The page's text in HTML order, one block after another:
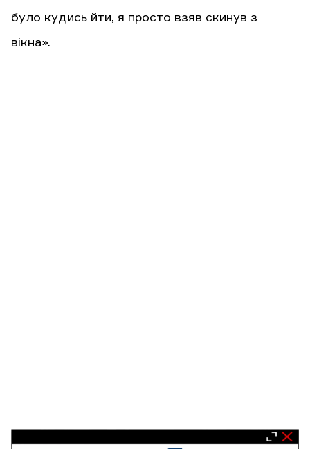
було кудись йти, я просто взяв скинув з
вікна».